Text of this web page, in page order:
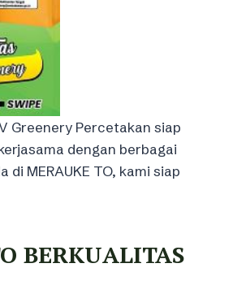
Greenery Percetakan siap
dengan berbagai
di MERAUKE TO, kami siap
BERKUALITAS